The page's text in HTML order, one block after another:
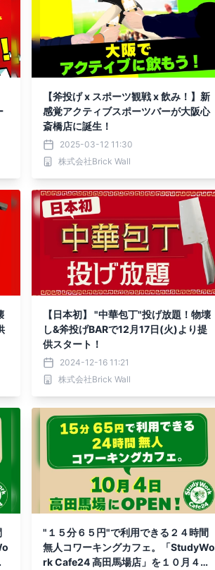
【斧投げ x スポーツ観戦 x 飲み！】新
感覚アクティブスポーツバーが大阪心
斎橋店に誕生！
2025-03-12 11:30
株式会社Brick Wall
【日本初】 "中華包丁"投げ放題！物壊
し&斧投げBARで12月17日(火)より提
供スタート！
2024-12-16 11:21
株式会社Brick Wall
"１５分６５円"で利用できる２４時間
無人コワーキングカフェ。「StudyWo
rk Cafe24 高田馬場店」を１０月４日